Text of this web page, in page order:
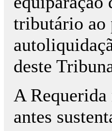
tributário ao
deste
A Requerida
antes